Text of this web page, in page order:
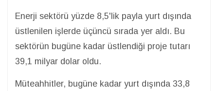
Enerji sektörü yüzde 8,5'lik payla yurt dışında
üstlenilen işlerde üçüncü sırada yer aldı. Bu
sektörün bugüne kadar üstlendiği proje tutarı
39,1 milyar dolar oldu.
Müteahhitler, bugüne kadar yurt dışında 33,8